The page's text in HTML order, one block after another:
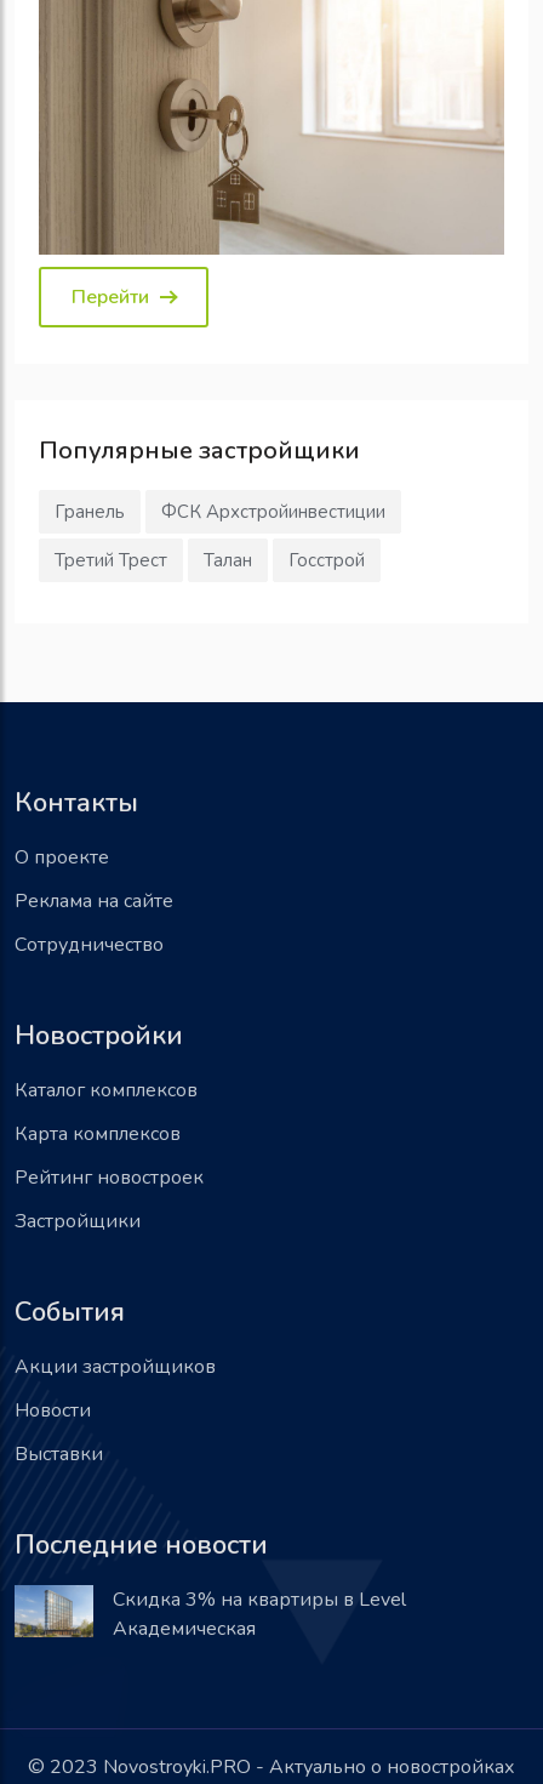
Перейти
Популярные застройщики
Гранель
ФСК Архстройинвестиции
Третий Трест
Талан Госстрой
Контакты
О проекте
Реклама на сайте
Сотрудничество
Новостройки
Каталог комплексов
Карта комплексов
Рейтинг новостроек
Застройщики
События
Акции застройщиков
Новости
Выставки
Последние новости
Скидка 3% на квартиры в Level
Академическая
© 2023 Novostroyki.PRO - Актуально о новостройках